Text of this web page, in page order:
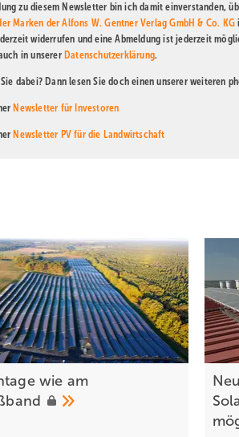
zu diesem Newsletter bin ich damit einverstanden,
Marken der Alfons W. Gentner Verlag GmbH & Co. KG
widerrufen und eine Abmeldung ist jederzeit
in unserer Datenschutzerklärung.
dabei? Dann lesen Sie doch einen unserer weiteren
Newsletter für Investoren
Newsletter PV für die Landwirtschaft
wie am